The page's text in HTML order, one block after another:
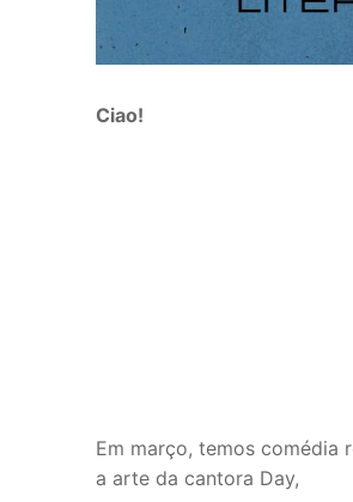
Ciao!
Em março, temos comédia
a arte da cantora Day,